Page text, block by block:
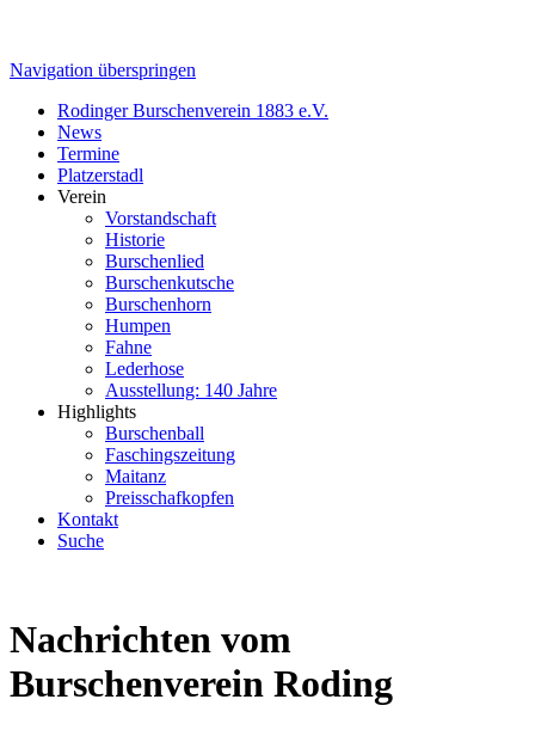
Navigation überspringen
Rodinger Burschenverein 1883 e.V.
News
Termine
Platzerstadl
Verein
Vorstandschaft
Historie
Burschenlied
Burschenkutsche
Burschenhorn
Humpen
Fahne
Lederhose
Ausstellung: 140 Jahre
Highlights
Burschenball
Faschingszeitung
Maitanz
Preisschafkopfen
Kontakt
Suche
Nachrichten vom
Burschenverein Roding